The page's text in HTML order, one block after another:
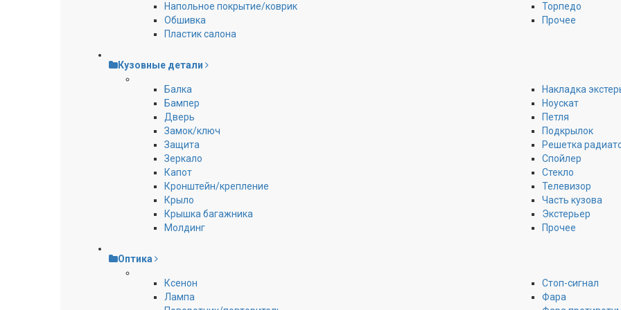
Напольное покрытие/коврик
Обшивка
Пластик салона
Торпедо
Прочее
Кузовные детали
Балка
Бампер
Дверь
Замок/ключ
Защита
Зеркало
Капот
Кронштейн/крепление
Крыло
Крышка багажника
Молдинг
Накладка
Ноускат
Петля
Подкрылок
Решетка
Спойлер
Стекло
Телевизор
Часть кузова
Экстерьер
Прочее
Оптика
Ксенон
Лампа
Стоп-сигнал
Фара